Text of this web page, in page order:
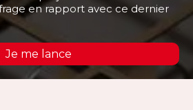
en rapport avec ce dernier
Je me lance